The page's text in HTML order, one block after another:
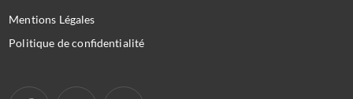
Mentions Légales
Politique de confidentialité